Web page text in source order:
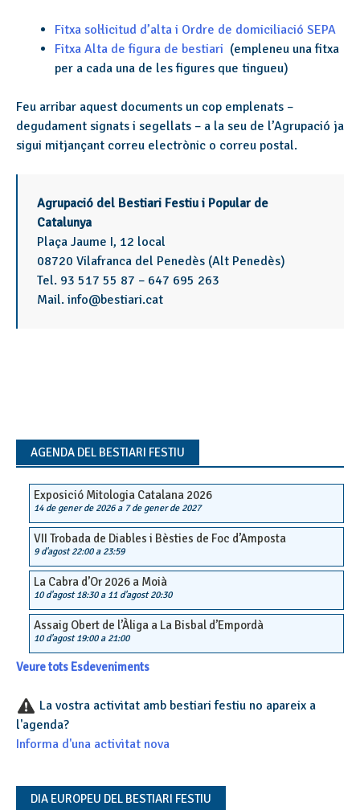
Fitxa sol·licitud d’alta i Ordre de domiciliació SEPA
Fitxa Alta de figura de bestiari (empleneu una fitxa
per a cada una de les figures que tingueu)
Feu arribar aquest documents un cop emplenats –
degudament signats i segellats – a la seu de l’Agrupació ja
sigui mitjançant correu electrònic o correu postal.
Agrupació del Bestiari Festiu i Popular de
Catalunya
Plaça Jaume I, 12 local
08720 Vilafranca del Penedès (Alt Penedès)
Tel. 93 517 55 87 – 647 695 263
Mail. info@bestiari.cat
AGENDA DEL BESTIARI FESTIU
Exposició Mitologia Catalana 2026
14 de gener de 2026a 7 de gener de 2027
VII Trobada de Diables i Bèsties de Foc d’Amposta
9 d'agost 22:00a 23:59
La Cabra d’Or 2026 a Moià
10 d'agost 18:30a 11 d'agost 20:30
Assaig Obert de l’Àliga a La Bisbal d’Empordà
10 d'agost 19:00a 21:00
Veure tots Esdeveniments
La vostra activitat amb bestiari festiu no apareix a
l'agenda?
Informa d'una activitat nova
DIA EUROPEU DEL BESTIARI FESTIU